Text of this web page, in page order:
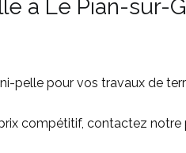
à Le Pian-sur-
pelle pour vos travaux de
compétitif, contactez notre